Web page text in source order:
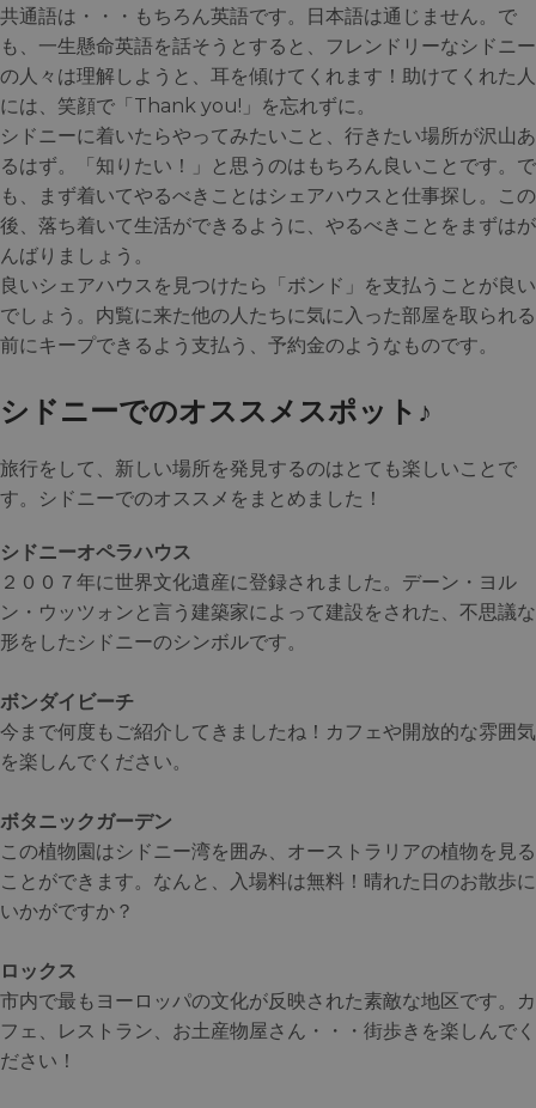
共通語は・・・もちろん英語です。日本語は通じません。で
も、一生懸命英語を話そうとすると、フレンドリーなシドニー
の人々は理解しようと、耳を傾けてくれます！助けてくれた人
には、笑顔で「Thank you!」を忘れずに。
シドニーに着いたらやってみたいこと、行きたい場所が沢山あ
るはず。「知りたい！」と思うのはもちろん良いことです。で
も、まず着いてやるべきことはシェアハウスと仕事探し。この
後、落ち着いて生活ができるように、やるべきことをまずはが
んばりましょう。
良いシェアハウスを見つけたら「ボンド」を支払うことが良い
でしょう。内覧に来た他の人たちに気に入った部屋を取られる
前にキープできるよう支払う、予約金のようなものです。
シドニーでのオススメスポット♪
旅行をして、新しい場所を発見するのはとても楽しいことで
す。シドニーでのオススメをまとめました！
シドニーオペラハウス
２００７年に世界文化遺産に登録されました。デーン・ヨル
ン・ウッツォンと言う建築家によって建設をされた、不思議な
形をしたシドニーのシンボルです。
ボンダイビーチ
今まで何度もご紹介してきましたね！カフェや開放的な雰囲気
を楽しんでください。
ボタニックガーデン
この植物園はシドニー湾を囲み、オーストラリアの植物を見る
ことができます。なんと、入場料は無料！晴れた日のお散歩に
いかがですか？
ロックス
市内で最もヨーロッパの文化が反映された素敵な地区です。カ
フェ、レストラン、お土産物屋さん・・・街歩きを楽しんでく
ださい！